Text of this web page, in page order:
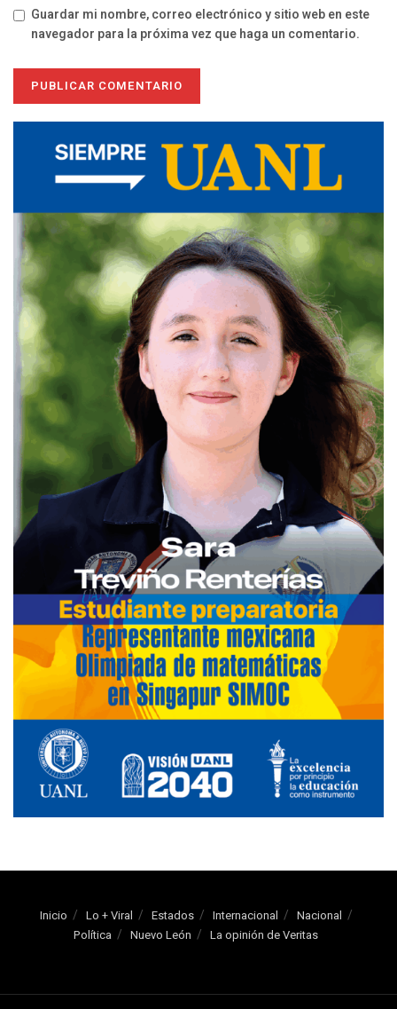
Guardar mi nombre, correo electrónico y sitio web en este
navegador para la próxima vez que haga un comentario.
Inicio Lo + Viral Estados Internacional
Nacional
Política
Nuevo León La opinión de Veritas